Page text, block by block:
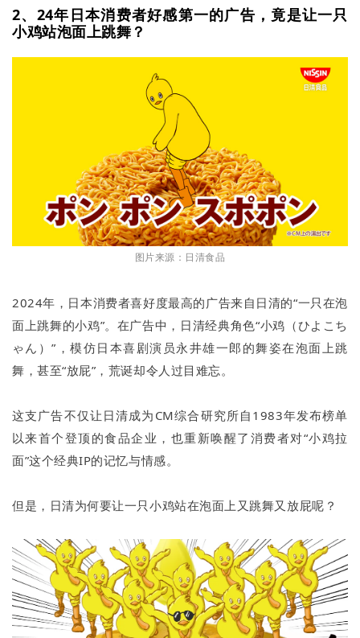
2、24年日本消费者好感第一的广告，竟是让一只
小鸡站泡面上跳舞？
图片来源：日清食品
2024年，日本消费者喜好度最高的广告来自日清的“一只在泡
面上跳舞的小鸡”。在广告中，日清经典角色“小鸡（ひよこち
ゃん）”，模仿日本喜剧演员永井雄一郎的舞姿在泡面上跳
舞，甚至“放屁”，荒诞却令人过目难忘。
这支广告不仅让日清成为CM综合研究所自1983年发布榜单
以来首个登顶的食品企业，也重新唤醒了消费者对“小鸡拉
面”这个经典IP的记忆与情感。
但是，日清为何要让一只小鸡站在泡面上又跳舞又放屁呢？